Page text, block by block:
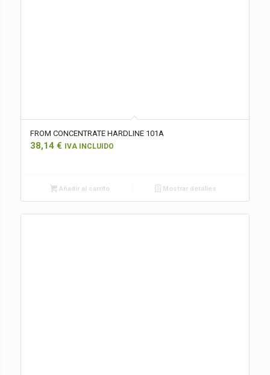
FROM CONCENTRATE HARDLINE 101A
38,14 € IVA INCLUIDO
Añadir al carrito Mostrar detalles